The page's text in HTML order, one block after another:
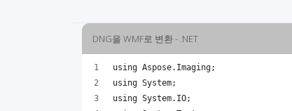
DNG을 WMF로 변환 - .NET